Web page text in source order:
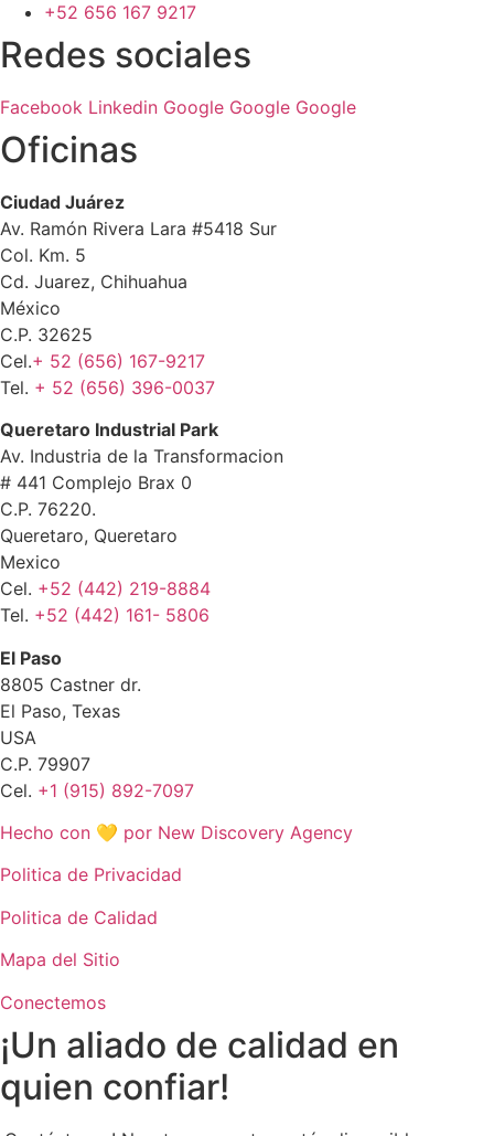
+52 656 167 9217
Redes sociales
Facebook Linkedin Google Google Google
Oficinas
Ciudad Juárez
Av. Ramón Rivera Lara #5418 Sur
Col. Km. 5
Cd. Juarez, Chihuahua
México
C.P. 32625
Cel.+ 52 (656) 167-9217
Tel. + 52 (656) 396-0037
Queretaro Industrial Park
Av. Industria de la Transformacion
# 441 Complejo Brax 0
C.P. 76220.
Queretaro, Queretaro
Mexico
Cel. +52 (442) 219-8884
Tel. +52 (442) 161- 5806
El Paso
8805 Castner dr.
El Paso, Texas
USA
C.P. 79907
Cel. +1 (915) 892-7097
Hecho con 💛 por New Discovery Agency
Politica de Privacidad
Politica de Calidad
Mapa del Sitio
Conectemos
¡Un aliado de calidad en
quien confiar!